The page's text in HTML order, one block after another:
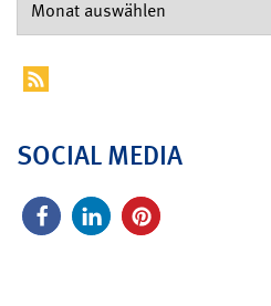
SOCIAL MEDIA